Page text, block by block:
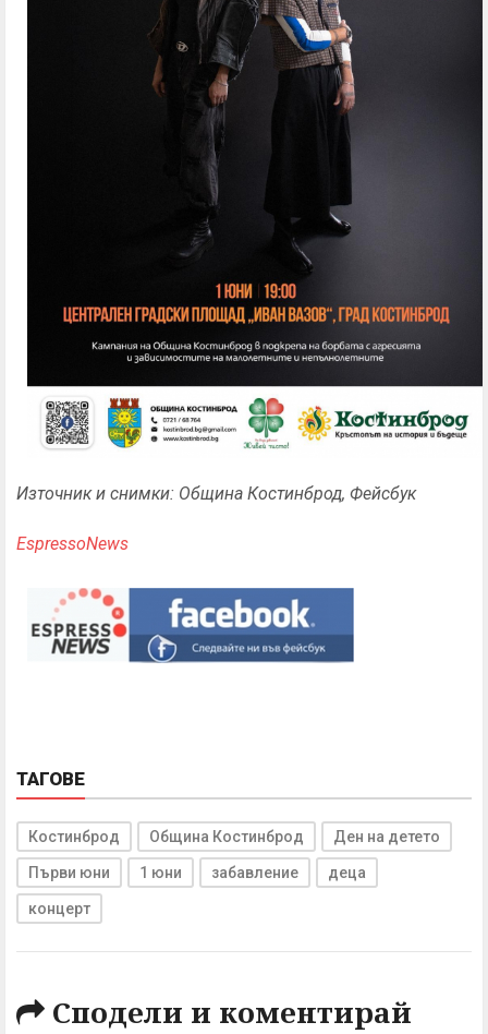
Източник и снимки: Община Костинброд, Фейсбук
EspressoNews
ТАГОВЕ
Костинброд Община Костинброд Ден на детето
Първи юни 1 юни забавление деца
концерт
Сподели и коментирай